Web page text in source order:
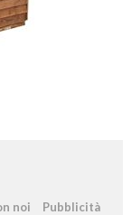
noi
Pubblicità